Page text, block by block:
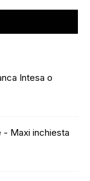
Intesa o
- Maxi inchiesta